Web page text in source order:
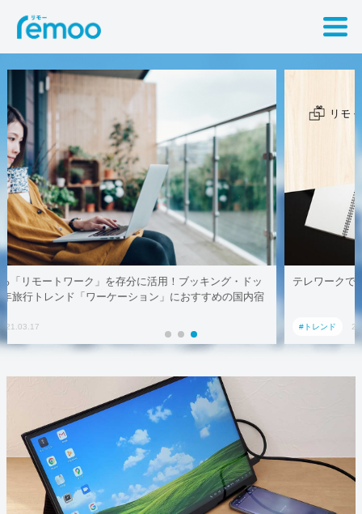
テレワークでも取引先に贈れる「リモート手土産」、AoyamaLab
#トレンド